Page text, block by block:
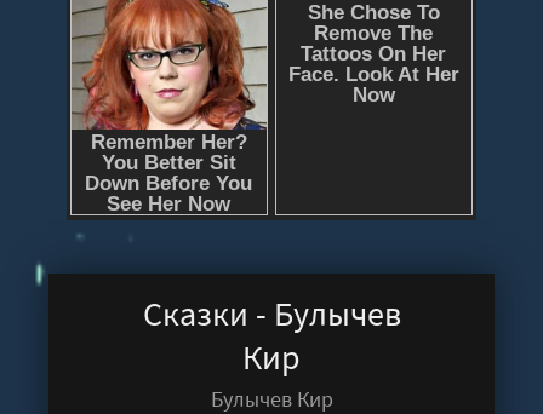
Сказки - Булычев
Кир
Булычев Кир